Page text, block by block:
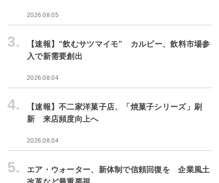
2026.08.05
3.
【速報】“飲むサツマイモ” カルビー、飲料市場参
入で新需要創出
2026.08.04
4.
【速報】不二家洋菓子店、「焼菓子シリーズ」刷
新 来店頻度向上へ
2026.08.04
5.
エア・ウォーター、新体制で信頼回復を 企業風土